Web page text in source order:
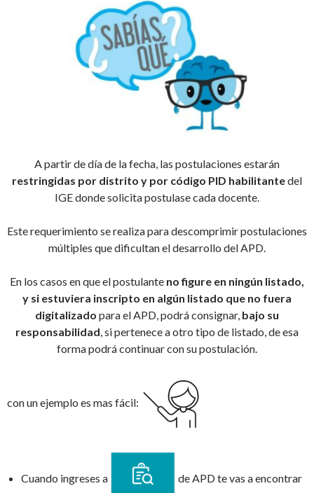
A partir de día de la fecha, las postulaciones estarán
restringidas por distrito y por código PID habilitantedel
IGE donde solicita postulase cada docente.
Este requerimiento se realiza para descomprimir postulaciones
múltiples que dificultan el desarrollo del APD.
En los casos en que el postulante no figure en ningún listado,
y si estuviera inscripto en algún listado que no fuera
digitalizado para el APD, podrá consignar, bajo su
responsabilidad, si pertenece a otro tipo de listado, de esa
forma podrá continuar con su postulación.
con un ejemplo es mas fácil:
Cuando ingreses a de APD te vas a encontrar